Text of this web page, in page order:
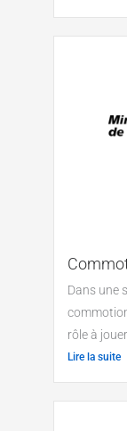
Dans une
rôle à
Lire la suite